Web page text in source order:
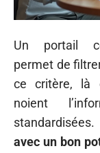
Un portail
permet de
ce critère, là
noient
standardisées.
avec un bon